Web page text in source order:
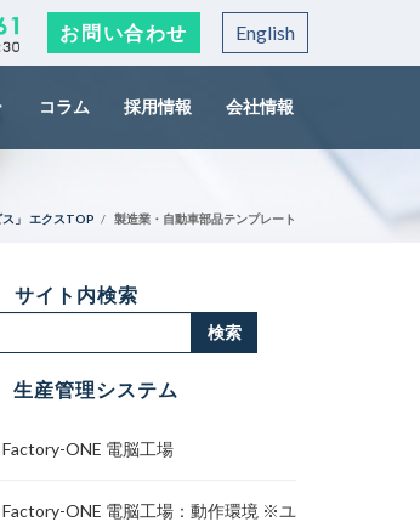
お問い合わせ English
コラム 採用情報 会社情報
ス」 エクスTOP 製造業・自動車部品テンプレート
サイト内検索
検索
生産管理システム
Factory-ONE 電脳工場
Factory-ONE 電脳工場：動作環境 ※ユ